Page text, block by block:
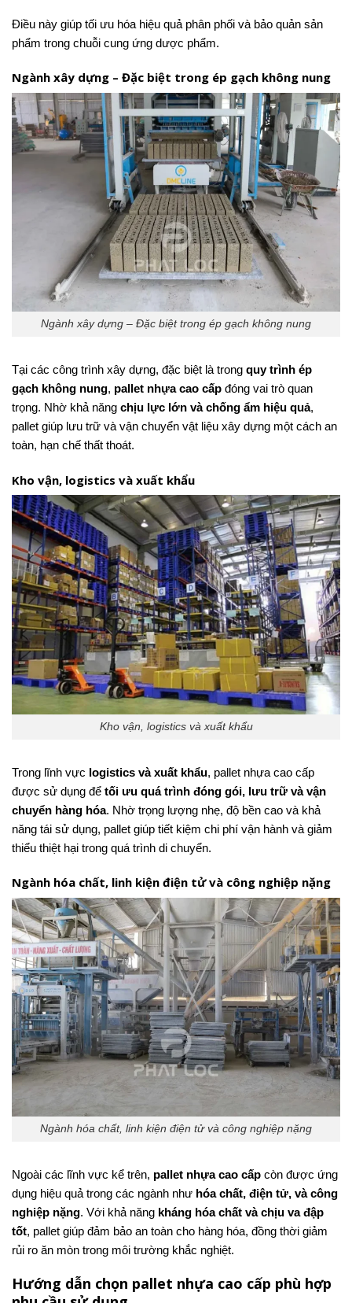
Điều này giúp tối ưu hóa hiệu quả phân phối và bảo quản sản
phẩm trong chuỗi cung ứng dược phẩm.
Ngành xây dựng – Đặc biệt trong ép gạch không nung
Ngành xây dựng – Đặc biệt trong ép gạch không nung
Tại các công trình xây dựng, đặc biệt là trong quy trình ép
gạch không nung, pallet nhựa cao cấp đóng vai trò quan
trọng. Nhờ khả năng chịu lực lớn và chống ẩm hiệu quả,
pallet giúp lưu trữ và vận chuyển vật liệu xây dựng một cách an
toàn, hạn chế thất thoát.
Kho vận, logistics và xuất khẩu
Kho vận, logistics và xuất khẩu
Trong lĩnh vực logistics và xuất khẩu, pallet nhựa cao cấp
được sử dụng để tối ưu quá trình đóng gói, lưu trữ và vận
chuyển hàng hóa. Nhờ trọng lượng nhẹ, độ bền cao và khả
năng tái sử dụng, pallet giúp tiết kiệm chi phí vận hành và giảm
thiểu thiệt hại trong quá trình di chuyển.
Ngành hóa chất, linh kiện điện tử và công nghiệp nặng
Ngành hóa chất, linh kiện điện tử và công nghiệp nặng
Ngoài các lĩnh vực kể trên, pallet nhựa cao cấp còn được ứng
dụng hiệu quả trong các ngành như hóa chất, điện tử, và công
nghiệp nặng. Với khả năng kháng hóa chất và chịu va đập
tốt, pallet giúp đảm bảo an toàn cho hàng hóa, đồng thời giảm
rủi ro ăn mòn trong môi trường khắc nghiệt.
Hướng dẫn chọn pallet nhựa cao cấp phù hợp